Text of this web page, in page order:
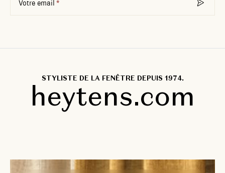
Votre email
STYLISTE DE LA FENÊTRE DEPUIS 1974.
heytens.com